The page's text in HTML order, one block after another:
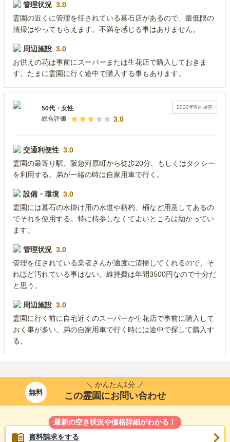
管理状況 3.0
霊園の近くに管理を任されている墓石店があるので、最低限の
清掃はやってもらえます。不満を感じる事はありません。
周辺施設 3.0
お供えの花は事前にスーパーまたは生花店で購入しておきま
す。たまに霊園に行く途中で購入する事もあります。
2020年6月 回答
50代 ・ 女性
総合評価
3.0
交通利便性 3.0
霊園の最寄り駅、阪急河原町から徒歩20分、もしくはタクシー
を利用する。弟が一緒の時は自家用車で行く。
設備・環境 3.0
霊園には墓石の水掛け用の水道や柄杓、桶など用意してあるの
でそれを使用する。特に持参しなくてよいところは助かってい
ます。
管理状況 3.0
管理を任されている業者さんが適度に清掃してくれるので、そ
れほど汚れている事はない。維持費は年間3500円なので十分だ
と思う。
周辺施設 3.0
霊園に行く前に自宅近くのスーパーか生花店で事前に購入して
おく事が多い。弟の自家用車で行く時には途中で探して購入す
る。
無料
＼ かんたん1分 ／
この霊園にお問い合わせ
最新の空き状況や価格詳細がわかる！
資料請求をする